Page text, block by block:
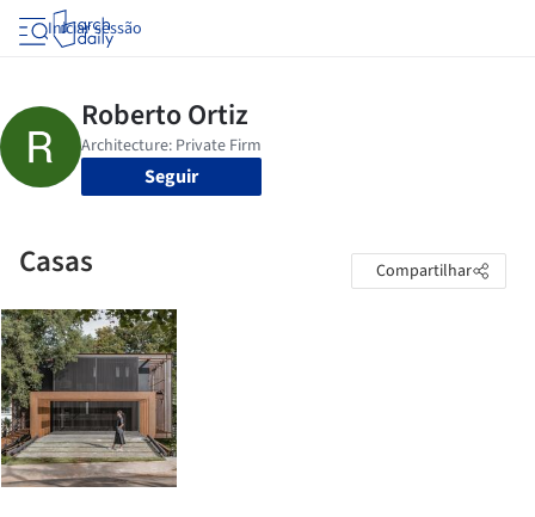
Iniciar sessão
Seguir
Casas Compartilhar